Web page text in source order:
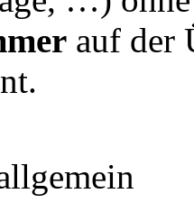
auf der